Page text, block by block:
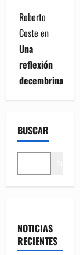
Roberto
Coste en
Una
reflexión
decembrina
BUSCAR
NOTICIAS
RECIENTES